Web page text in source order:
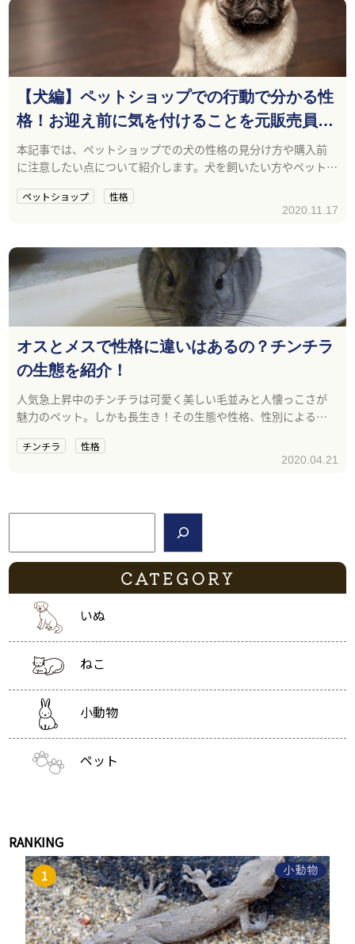
【犬編】ペットショップでの行動で分かる性
格！お迎え前に気を付けることを元販売員が
解説！
本記事では、ペットショップでの犬の性格の見分け方や購入前
に注意したい点について紹介します。犬を飼いたい方やペットシ
ね。
ペットショップ 性格
2020.11.17
オスとメスで性格に違いはあるの？チンチラ
の生態を紹介！
人気急上昇中のチンチラは可愛く美しい毛並みと人懐っこさが
魅力のペット。しかも長生き！その生態や性格、性別による違
チンチラ 性格
2020.04.21
検索
CATEGORY
いぬ
ねこ
小動物
ペット
RANKING
小動物